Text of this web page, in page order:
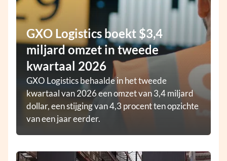
GXO Logistics boekt $3,4
miljard omzet in tweede
kwartaal 2026
GXO Logistics behaalde in het tweede
kwartaal van 2026 een omzet van 3,4 miljard
dollar, een stijging van 4,3 procent ten opzichte
van een jaar eerder.